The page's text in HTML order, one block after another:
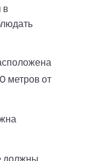
в
метров от